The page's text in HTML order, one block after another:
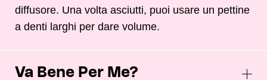
diffusore. Una volta asciutti, puoi usare un pettine
a denti larghi per dare volume.
Va Bene Per Me?